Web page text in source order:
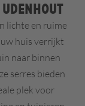
lichte en ruime
huis verrijkt
naar binnen
serres bieden
plek voor